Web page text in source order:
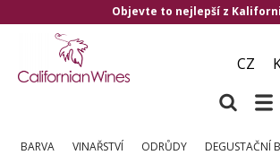
Objevte to nejlepší z
CZ
BARVA VINAŘSTVÍ ODRŮDY DEGUSTAČNÍ